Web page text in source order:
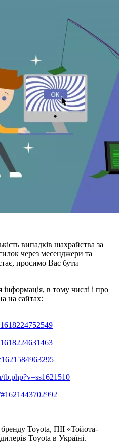
випадків шахрайства за
через месенджери та
просимо Вас бути
в тому числі і про
на сайтах:
Toyota, ПІІ «Тойота-
Toyota в Україні.